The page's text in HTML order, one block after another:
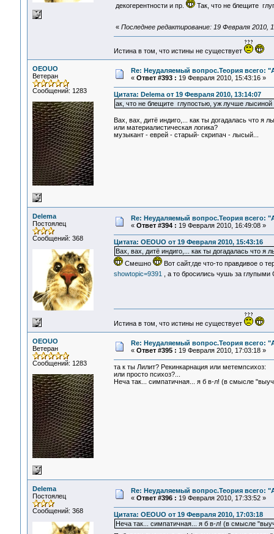
декогерентности и пр.
Так, что не блещите
« Последнее редактирование: 19 Февраля 2010,
Истина в том, что истины не существует
OEOUO
Ветеран
Сообщений: 1283
Re: Неудаляемый вопрос.Теория всего:
« Ответ #393 : 19 Февраля 2010, 15:43:16 »
Цитата: Delema от 19 Февраля 2010, 13:14:07
ак, что не блещите глупостью, уж лучше лысиной
Вах, вах, дитё индиго,... как ты догадалась что я
или материалистическая логика?
музыкант - еврей - старый- скрипач - лысый...
Delema
Постоялец
Сообщений: 368
Re: Неудаляемый вопрос.Теория всего:
« Ответ #394 : 19 Февраля 2010, 16:49:08 »
Цитата: OEOUO от 19 Февраля 2010, 15:43:16
Вах, вах, дитё индиго,... как ты догадалась что я
Смешно
Вот сайт,где что-то правдивое о
showtopic=9391
, а то бросились чушь за
Истина в том, что истины не существует
OEOUO
Ветеран
Сообщений: 1283
Re: Неудаляемый вопрос.Теория всего:
« Ответ #395 : 19 Февраля 2010, 17:03:18 »
та к ты Лилит? Рекинкарнация или метемпсихоз:
или просто психоз?...
Неча так... симпатичная... я б в-л! (в смысле
Delema
Постоялец
Сообщений: 368
Re: Неудаляемый вопрос.Теория всего:
« Ответ #396 : 19 Февраля 2010, 17:33:52 »
Цитата: OEOUO от 19 Февраля 2010, 17:03:18
Неча так... симпатичная... я б в-л! (в смысле